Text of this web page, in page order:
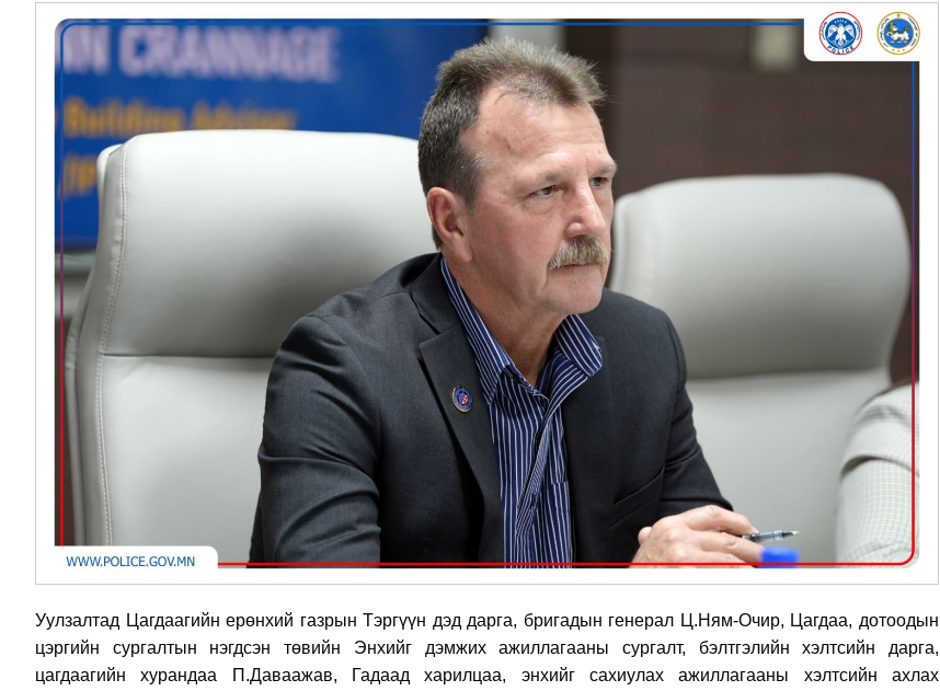
Уулзалтад Цагдаагийн ерөнхий газрын Тэргүүн дэд дарга, бригадын генерал Ц.Ням-Очир, Цагдаа, дотоодын
цэргийн сургалтын нэгдсэн төвийн Энхийг дэмжих ажиллагааны сургалт, бэлтгэлийн хэлтсийн дарга,
цагдаагийн хурандаа П.Даваажав, Гадаад харилцаа, энхийг сахиулах ажиллагааны хэлтсийн ахлах